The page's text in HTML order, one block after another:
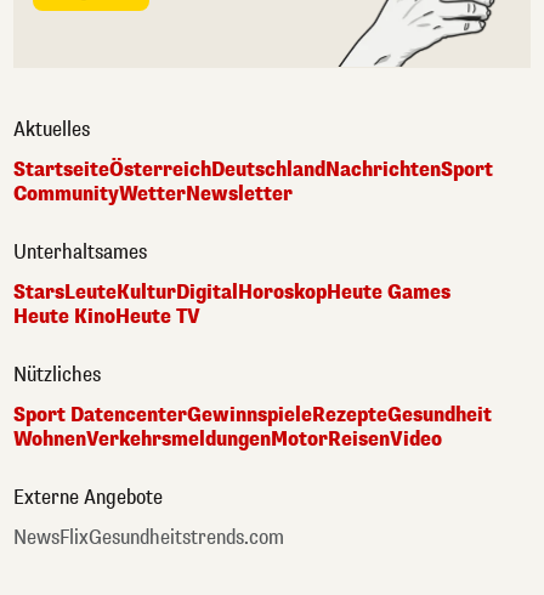
Aktuelles
StartseiteÖsterreichDeutschlandNachrichtenSport
CommunityWetterNewsletter
Unterhaltsames
StarsLeuteKulturDigital HoroskopHeute Games
Heute KinoHeute TV
Nützliches
Sport DatencenterGewinnspieleRezepteGesundheit
WohnenVerkehrsmeldungenMotorReisenVideo
Externe Angebote
NewsFlixGesundheitstrends.com